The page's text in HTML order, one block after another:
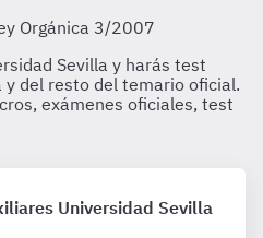
Universidad Sevilla